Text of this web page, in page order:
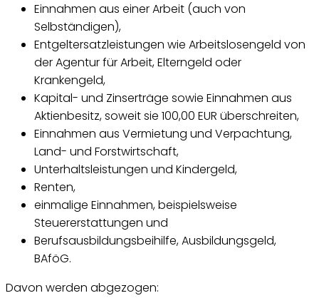
Einnahmen aus einer Arbeit (auch von
Selbständigen),
Entgeltersatzleistungen wie Arbeitslosengeld von
der Agentur für Arbeit, Elterngeld oder
Krankengeld,
Kapital- und Zinserträge sowie Einnahmen aus
Aktienbesitz, soweit sie 100,00 EUR überschreiten,
Einnahmen aus Vermietung und Verpachtung,
Land- und Forstwirtschaft,
Unterhaltsleistungen und Kindergeld,
Renten,
einmalige Einnahmen, beispielsweise
Steuererstattungen und
Berufsausbildungsbeihilfe, Ausbildungsgeld,
BAföG.
Davon werden abgezogen: